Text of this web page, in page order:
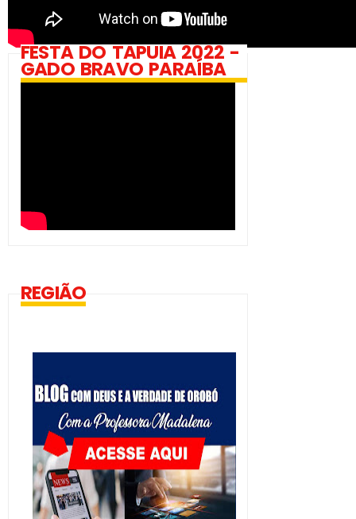
FESTA DO TAPUIA 2022 -
GADO BRAVO PARAÍBA
REGIÃO